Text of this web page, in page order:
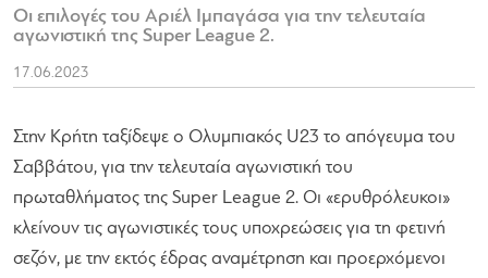
Οι επιλογές του Αριέλ Ιμπαγάσα για την τελευταία
αγωνιστική της Super League 2.
17.06.2023
Στην Κρήτη ταξίδεψε ο Ολυμπιακός U23 το απόγευμα του
Σαββάτου, για την τελευταία αγωνιστική του
πρωταθλήματος της Super League 2. Οι «ερυθρόλευκοι»
κλείνουν τις αγωνιστικές τους υποχρεώσεις για τη φετινή
σεζόν, με την εκτός έδρας αναμέτρηση και προερχόμενοι